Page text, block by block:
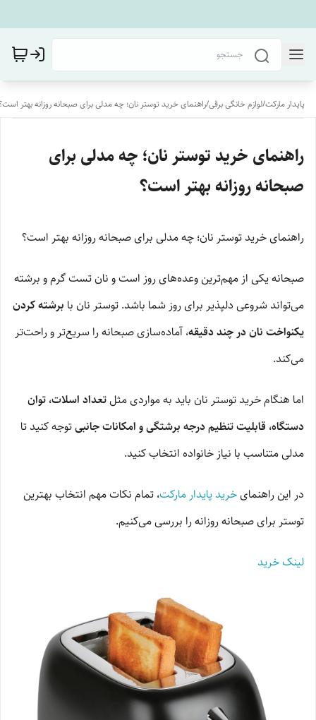
پایدار مارکت/لوازم خانگی برقی/راهنمای خرید توستر نان؛ چه مدلی برای صبحانه روزانه بهتر
راهنمای خرید توستر نان؛ چه مدلی برای
صبحانه روزانه بهتر است؟
راهنمای خرید توستر نان؛ چه مدلی برای صبحانه روزانه بهتر است؟
صبحانه یکی از مهم‌ترین وعده‌های روز است و نان تست گرم و برشته
می‌تواند شروعی دلپذیر برای روز شما باشد. توستر نان با برشته کردن
یکنواخت نان در چند دقیقه، آماده‌سازی صبحانه را سریع‌تر و راحت‌تر
می‌کند.
اما هنگام خرید توستر نان باید به مواردی مثلتعداد اسلات، توان
دستگاه، قابلیت تنظیم درجه برشتگی و امکانات جانبیتوجه کنید تا
مدلی متناسب با نیاز خانواده انتخاب کنید.
در این راهنمایخرید پایدار مارکت، تمام نکات مهم انتخاب بهترین
توستر برای صبحانه روزانه را بررسی می‌کنیم.
لینک خرید